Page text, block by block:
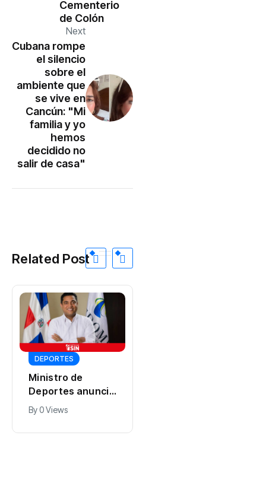
Cementerio
de Colón
Next
Cubana rompe
el silencio
sobre el
ambiente que
se vive en
Cancún: "Mi
familia y yo
hemos
decidido no
salir de casa"
Related Post
DEPORTES
Ministro de
Deportes anuncia
caravana para
celebrar a atletas
dominicanos
By0 Views